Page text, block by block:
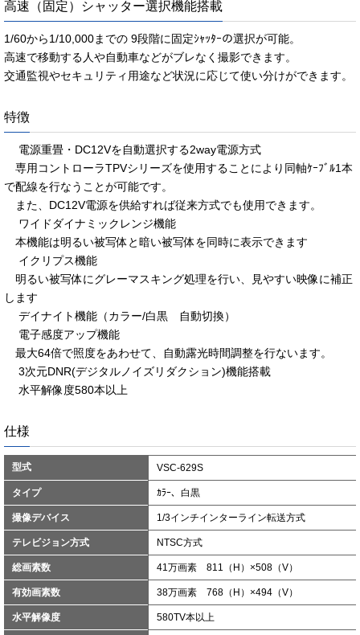
高速（固定）シャッター選択機能搭載
1/60から1/10,000までの 9段階に固定ｼｬｯﾀｰの選択が可能。
高速で移動する人や自動車などがブレなく撮影できます。
交通監視やセキュリティ用途など状況に応じて使い分けができます。
特徴
電源重畳・DC12Vを自動選択する2way電源方式
専用コントローラTPVシリーズを使用することにより同軸ｹｰﾌﾞﾙ1本
で配線を行なうことが可能です。
また、DC12V電源を供給すれば従来方式でも使用できます。
ワイドダイナミックレンジ機能
本機能は明るい被写体と暗い被写体を同時に表示できます
イクリプス機能
明るい被写体にグレーマスキング処理を行い、見やすい映像に補正
します
デイナイト機能（カラー/白黒 自動切換）
電子感度アップ機能
最大64倍で照度をあわせて、自動露光時間調整を行ないます。
3次元DNR(デジタルノイズリダクション)機能搭載
水平解像度580本以上
仕様
型式 VSC-629S
タイプ ｶﾗｰ、白黒
撮像デバイス 1/3インチインターライン転送方式
テレビジョン方式 NTSC方式
総画素数 41万画素 811（H）×508（V）
有効画素数 38万画素 768（H）×494（V）
水平解像度 580TV本以上